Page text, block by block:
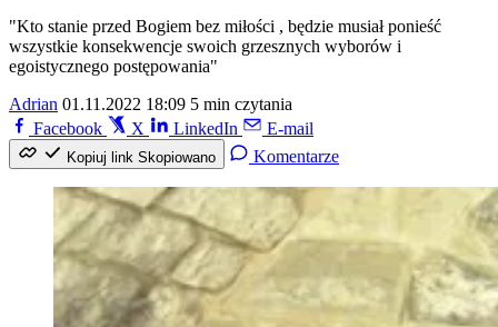
"Kto stanie przed Bogiem bez miłości , będzie musiał ponieść
wszystkie konsekwencje swoich grzesznych wyborów i
egoistycznego postępowania"
Adrian 01.11.2022 18:09 5 min czytania
Facebook
X LinkedIn E-mail
Kopiuj link Skopiowano Komentarze